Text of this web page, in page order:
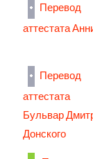
Перевод
аттестата
Перевод
аттестата
Бульвар
Донского